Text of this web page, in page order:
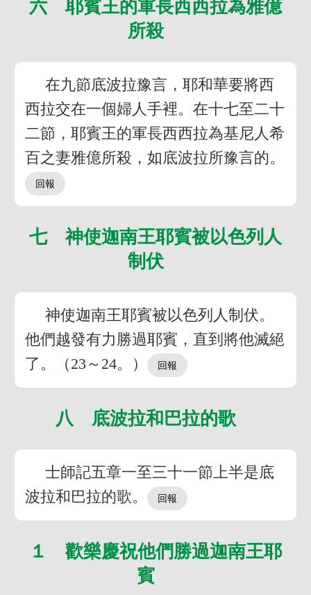
六 耶賓王的軍長西西拉為雅億
所殺
在九節底波拉豫言，耶和華要將西
西拉交在一個婦人手裡。在十七至二十
二節，耶賓王的軍長西西拉為基尼人希
百之妻雅億所殺，如底波拉所豫言的。
七 神使迦南王耶賓被以色列人
制伏
神使迦南王耶賓被以色列人制伏。
他們越發有力勝過耶賓，直到將他滅絕
了。（23～24。）
八 底波拉和巴拉的歌
士師記五章一至三十一節上半是底
波拉和巴拉的歌。
１ 歡樂慶祝他們勝過迦南王耶
賓